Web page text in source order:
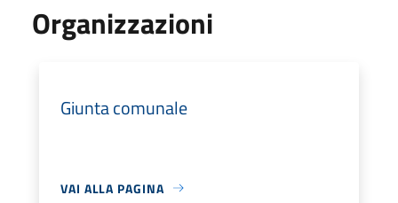
Organizzazioni
Giunta comunale
VAI ALLA PAGINA